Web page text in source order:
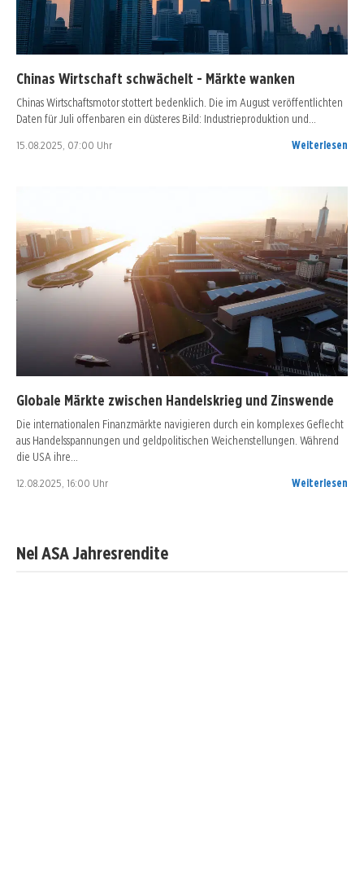
Chinas Wirtschaft schwächelt - Märkte wanken
Chinas Wirtschaftsmotor stottert bedenklich. Die im August veröffentlichten
Daten für Juli offenbaren ein düsteres Bild: Industrieproduktion und…
15.08.2025, 07:00 Uhr Weiterlesen
Globale Märkte zwischen Handelskrieg und Zinswende
Die internationalen Finanzmärkte navigieren durch ein komplexes Geflecht
aus Handelsspannungen und geldpolitischen Weichenstellungen. Während
die USA ihre…
12.08.2025, 16:00 Uhr Weiterlesen
Nel ASA Jahresrendite